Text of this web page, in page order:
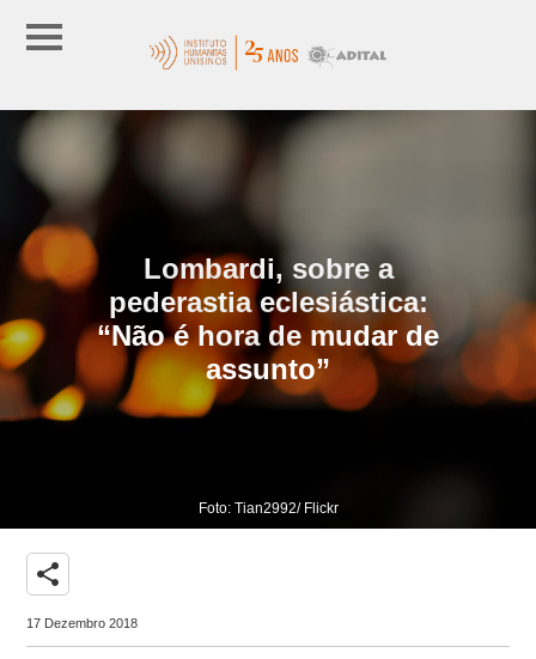
Lombardi, sobre a
pederastia eclesiástica:
“Não é hora de mudar de
assunto”
Foto: Tian2992/ Flickr
share
17 Dezembro 2018